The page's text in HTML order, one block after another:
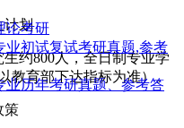
划
约800人，全日制专业学
教育部下达指标为准）。
策
论考研
业初试复试考研真题,参考
业历年考研真题、参考答